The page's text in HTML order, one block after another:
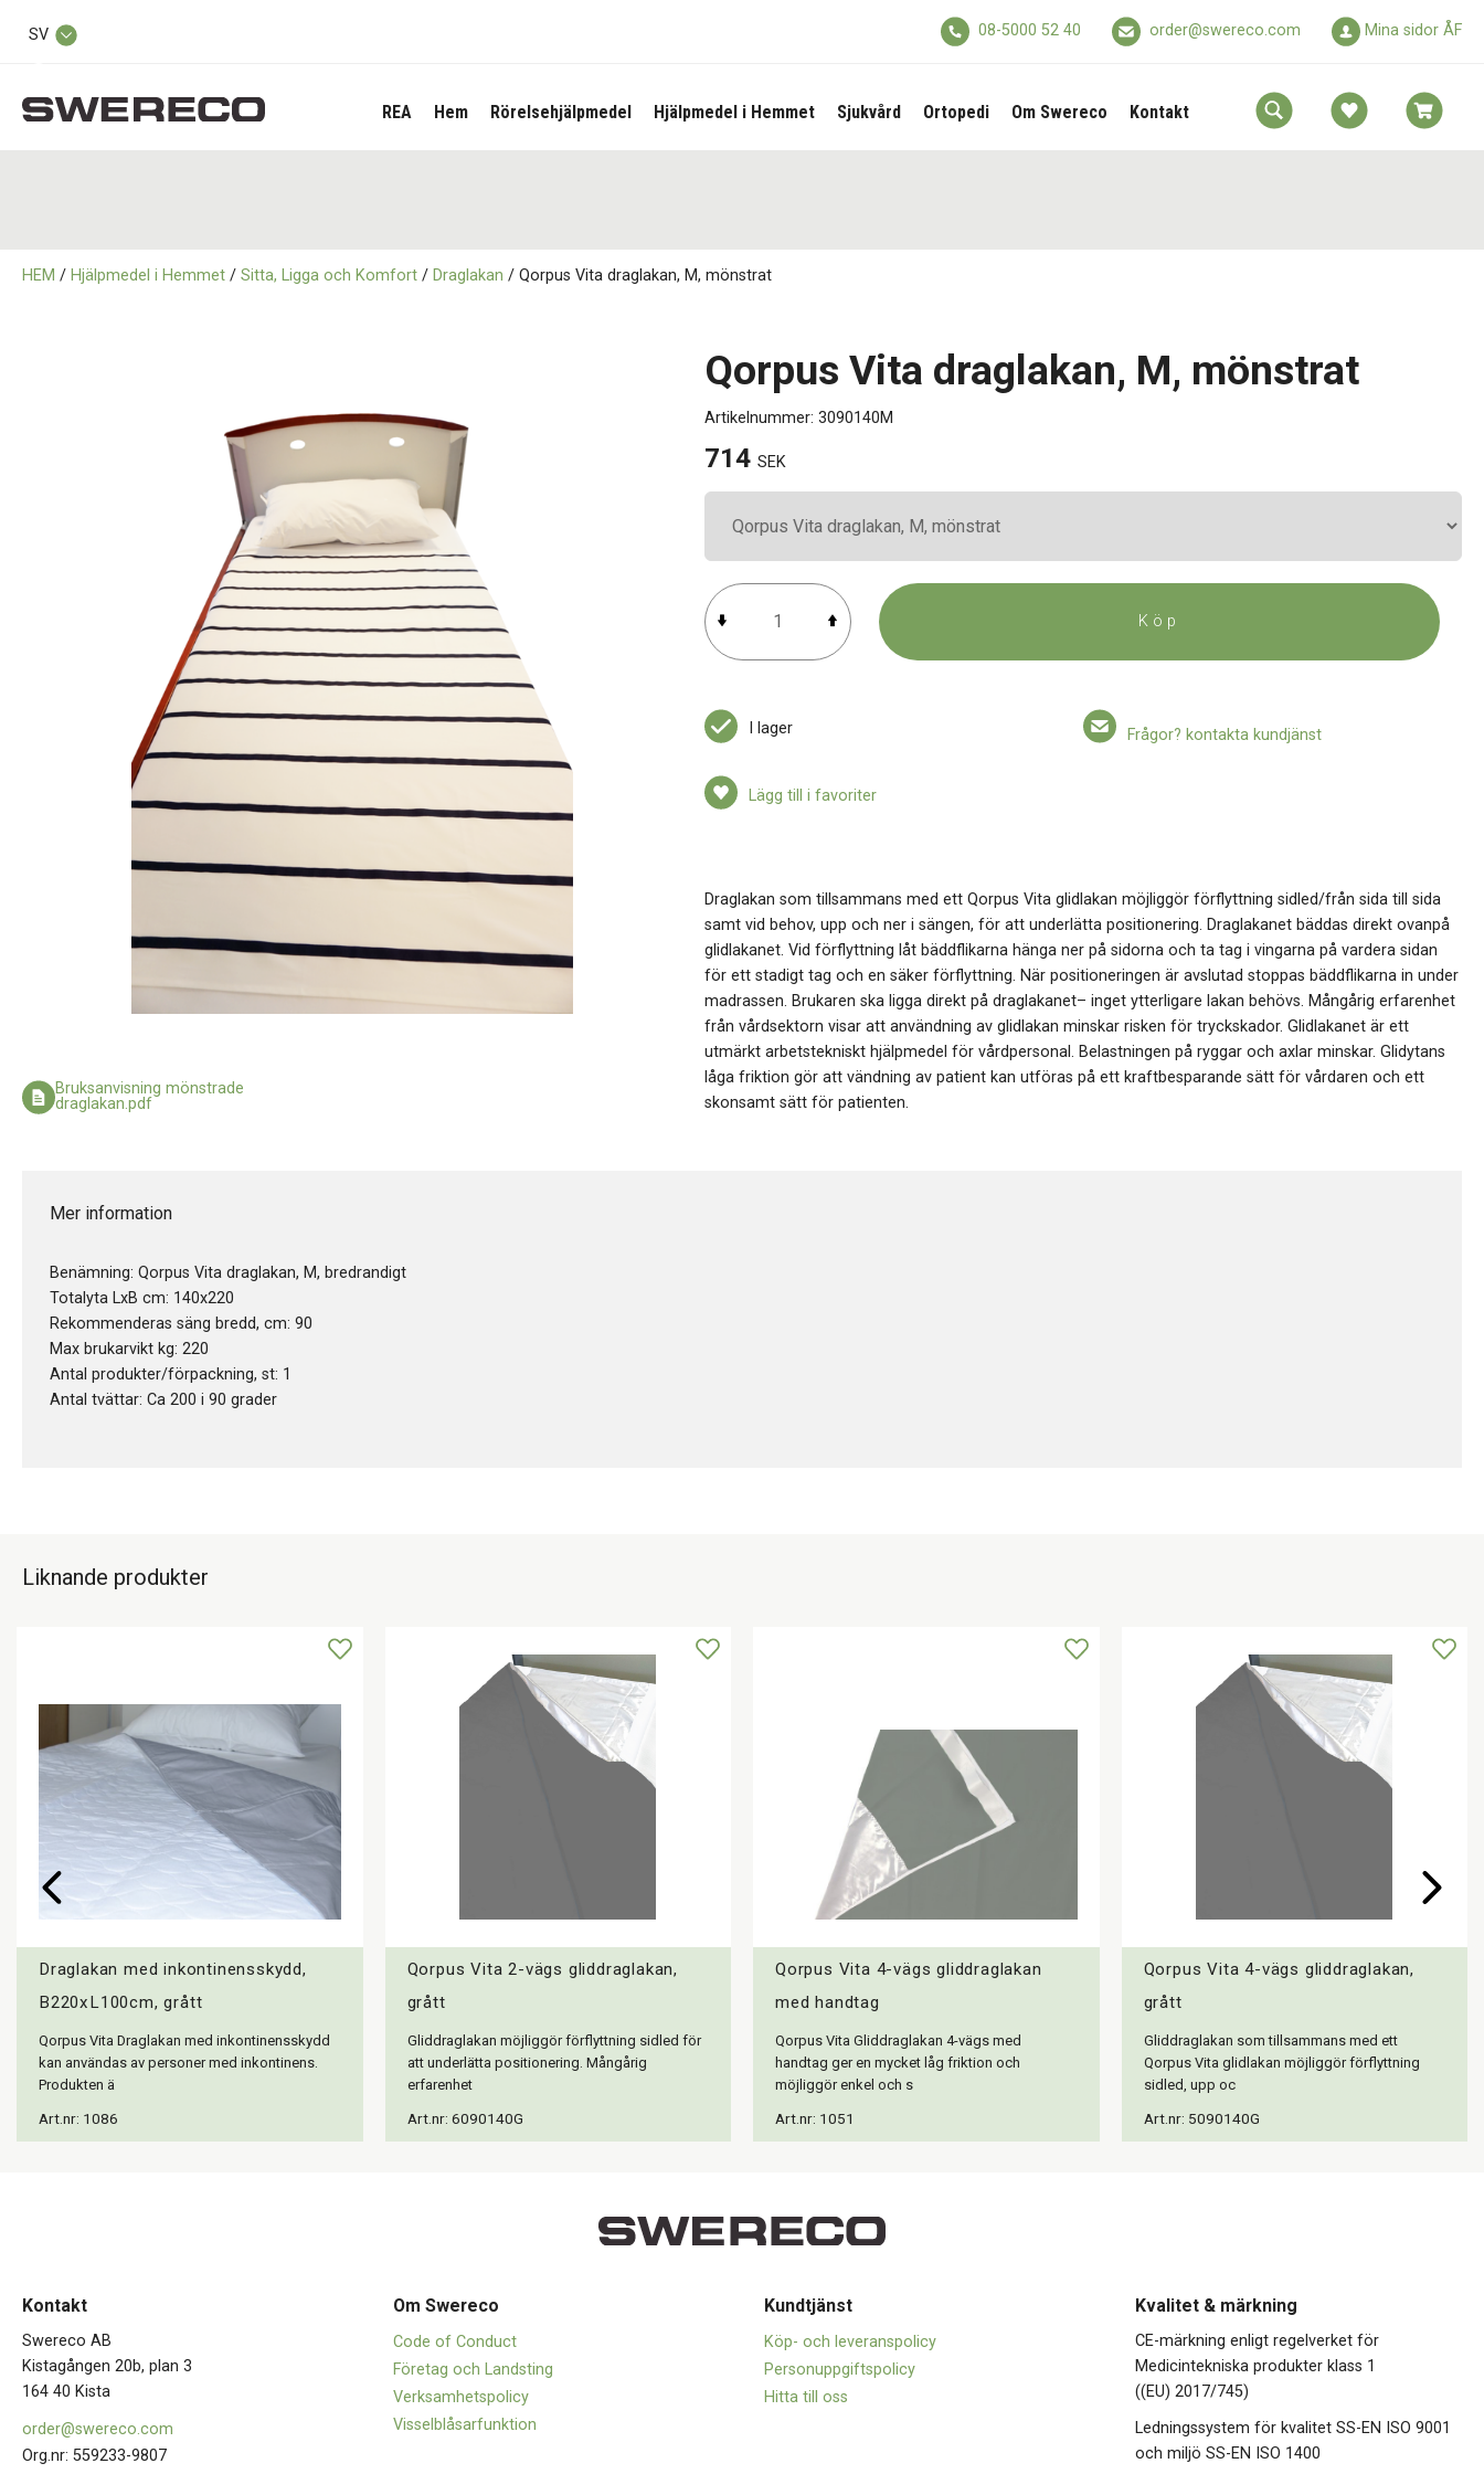
SV 08-5000 52 40 order@swereco.com Mina sidor ÅF
REA Hem Rörelsehjälpmedel Hjälpmedel i Hemmet Sjukvård Ortopedi Om Swereco Kontakt
HEM / Hjälpmedel i Hemmet / Sitta, Ligga och Komfort / Draglakan / Qorpus Vita draglakan, M, mönstrat
Bruksanvisning mönstrade
draglakan.pdf
Qorpus Vita draglakan, M, mönstrat
Artikelnummer: 3090140M
714 SEK
Köp
I lager Frågor? kontakta kundjänst
Lägg till i favoriter
Draglakan som tillsammans med ett Qorpus Vita glidlakan möjliggör förflyttning sidled/från sida till sida
samt vid behov, upp och ner i sängen, för att underlätta positionering. Draglakanet bäddas direkt ovanpå
glidlakanet. Vid förflyttning låt bäddflikarna hänga ner på sidorna och ta tag i vingarna på vardera sidan
för ett stadigt tag och en säker förflyttning. När positioneringen är avslutad stoppas bäddflikarna in under
madrassen. Brukaren ska ligga direkt på draglakanet– inget ytterligare lakan behövs. Mångårig erfarenhet
från vårdsektorn visar att användning av glidlakan minskar risken för tryckskador. Glidlakanet är ett
utmärkt arbetstekniskt hjälpmedel för vårdpersonal. Belastningen på ryggar och axlar minskar. Glidytans
låga friktion gör att vändning av patient kan utföras på ett kraftbesparande sätt för vårdaren och ett
skonsamt sätt för patienten.
Mer information
Benämning: Qorpus Vita draglakan, M, bredrandigt
Totalyta LxB cm: 140x220
Rekommenderas säng bredd, cm: 90
Max brukarvikt kg: 220
Antal produkter/förpackning, st: 1
Antal tvättar: Ca 200 i 90 grader
Liknande produkter
Draglakan med inkontinensskydd,
B220xL100cm, grått
Qorpus Vita Draglakan med inkontinensskydd
kan användas av personer med inkontinens.
Produkten ä
Art.nr: 1086
Qorpus Vita 2-vägs gliddraglakan,
grått
Gliddraglakan möjliggör förflyttning sidled för
att underlätta positionering. Mångårig
erfarenhet
Art.nr: 6090140G
Qorpus Vita 4-vägs gliddraglakan
med handtag
Qorpus Vita Gliddraglakan 4-vägs med
handtag ger en mycket låg friktion och
möjliggör enkel och s
Art.nr: 1051
Qorpus Vita 4-vägs gliddraglakan,
grått
Gliddraglakan som tillsammans med ett
Qorpus Vita glidlakan möjliggör förflyttning
sidled, upp oc
Art.nr: 5090140G
Kontakt
Swereco AB
Kistagången 20b, plan 3
164 40 Kista
order@swereco.com
Org.nr: 559233-9807
Om Swereco
Code of Conduct
Företag och Landsting
Verksamhetspolicy
Visselblåsarfunktion
Kundtjänst
Köp- och leveranspolicy
Personuppgiftspolicy
Hitta till oss
Kvalitet & märkning
CE-märkning enligt regelverket för
Medicintekniska produkter klass 1
((EU) 2017/745)
Ledningssystem för kvalitet SS-EN ISO 9001
och miljö SS-EN ISO 1400